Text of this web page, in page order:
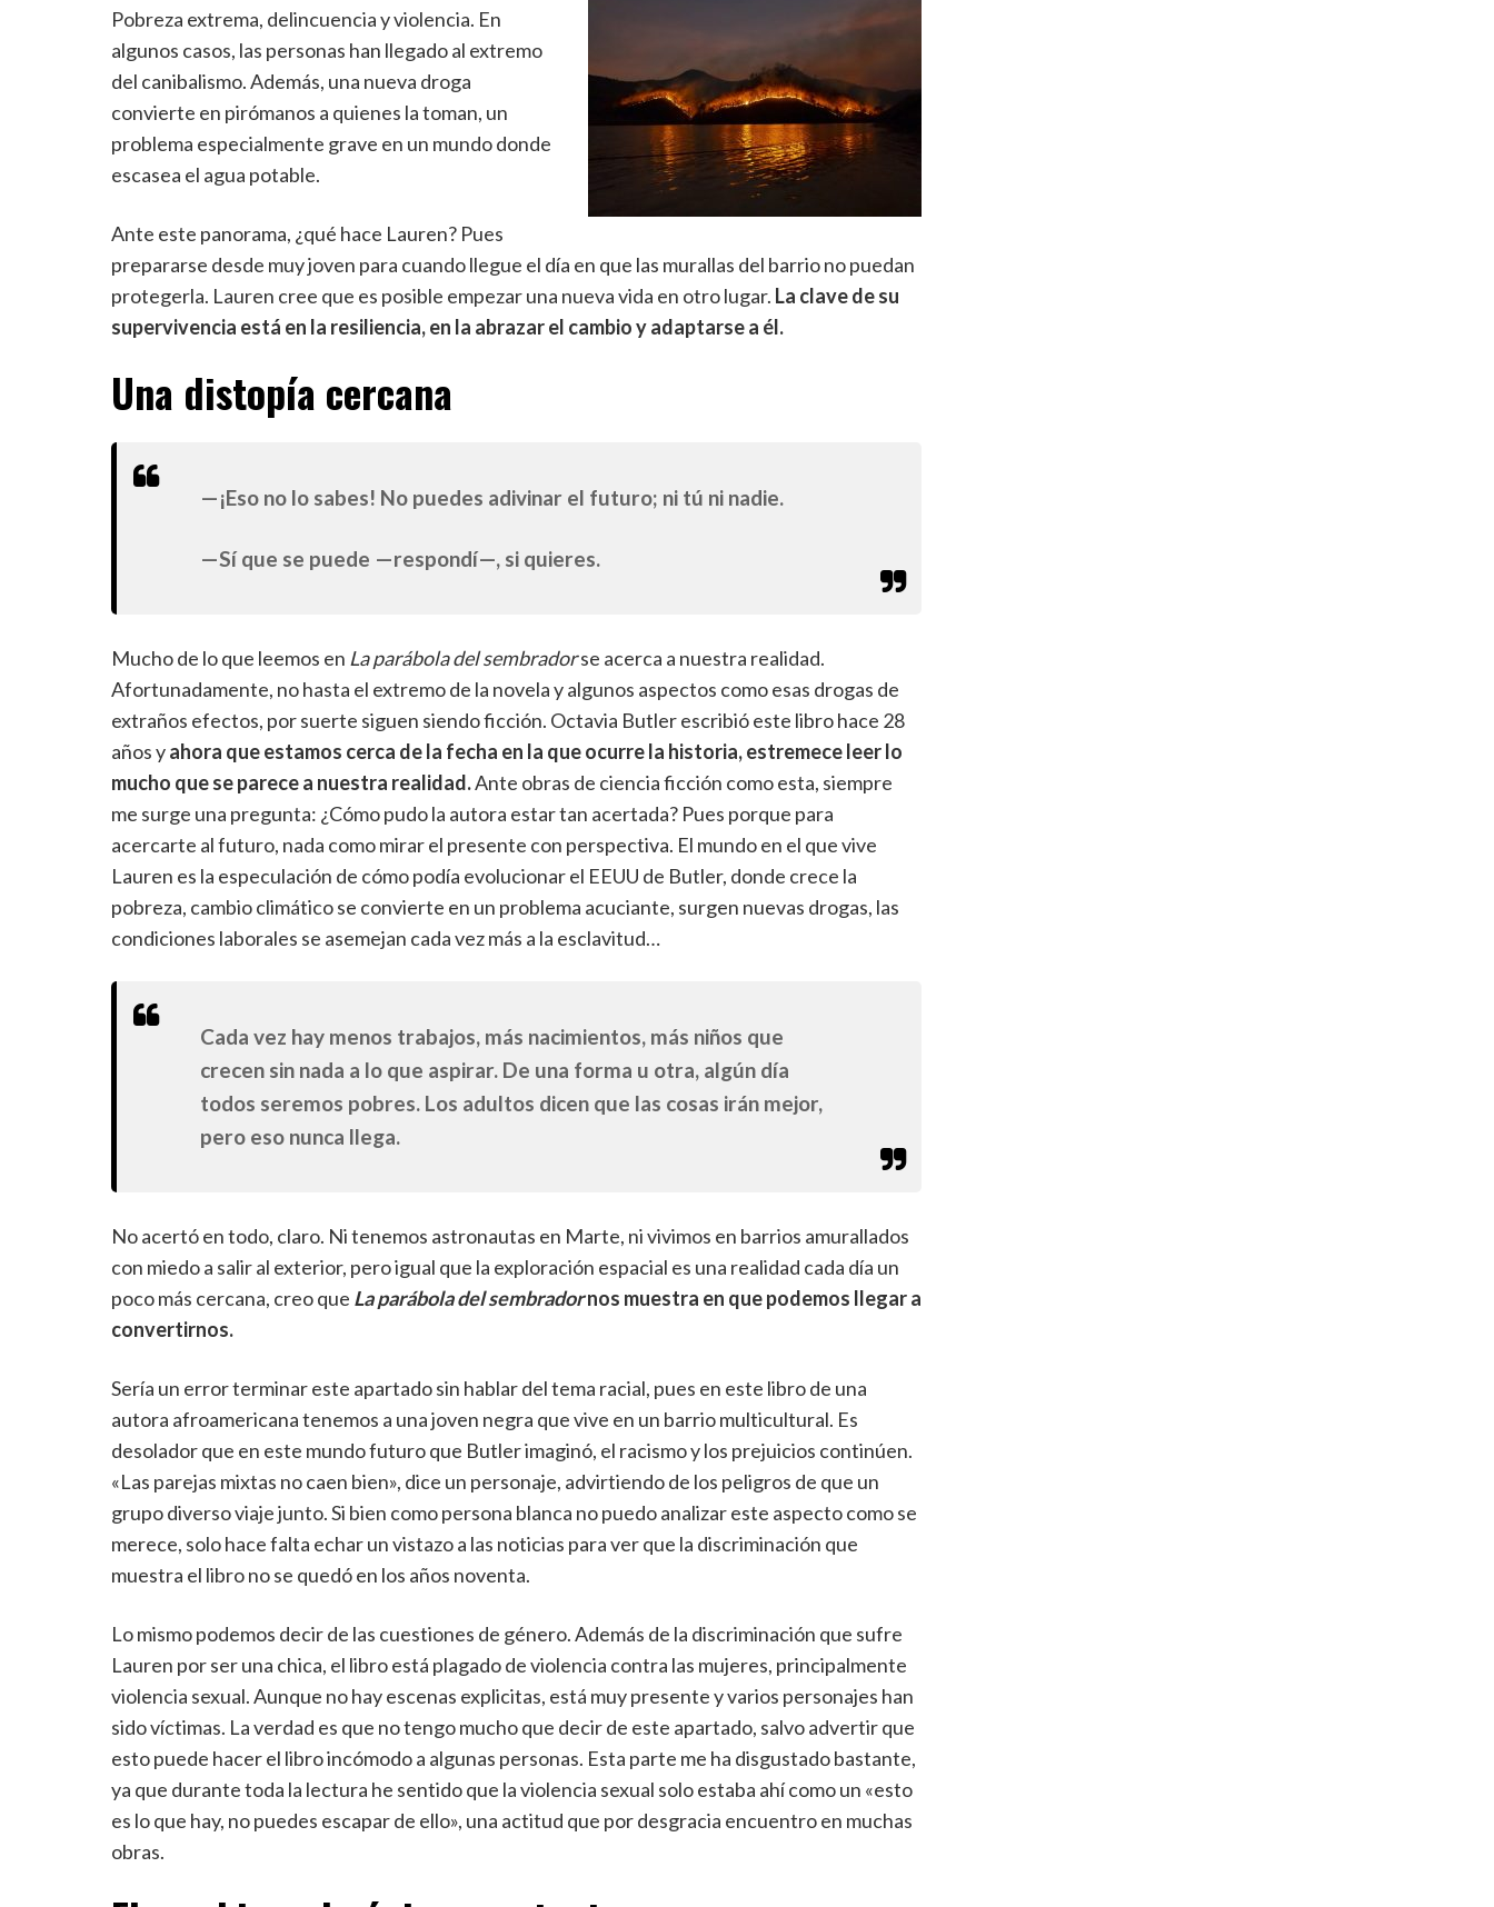
Pobreza extrema, delincuencia y violencia. En
algunos casos, las personas han llegado al extremo
del canibalismo. Además, una nueva droga
convierte en pirómanos a quienes la toman, un
problema especialmente grave en un mundo donde
escasea el agua potable.
Ante este panorama, ¿qué hace Lauren? Pues
prepararse desde muy joven para cuando llegue el día en que las murallas del barrio no puedan
protegerla. Lauren cree que es posible empezar una nueva vida en otro lugar. La clave de su
supervivencia está en la resiliencia, en la abrazar el cambio y adaptarse a él.
Una distopía cercana
—¡Eso no lo sabes! No puedes adivinar el futuro; ni tú ni nadie.
—Sí que se puede —respondí—, si quieres.
Mucho de lo que leemos en La parábola del sembradorse acerca a nuestra realidad.
Afortunadamente, no hasta el extremo de la novela y algunos aspectos como esas drogas de
extraños efectos, por suerte siguen siendo ficción. Octavia Butler escribió este libro hace 28
años yahora que estamos cerca de la fecha en la que ocurre la historia, estremece leer lo
mucho que se parece a nuestra realidad.Ante obras de ciencia ficción como esta, siempre
me surge una pregunta: ¿Cómo pudo la autora estar tan acertada? Pues porque para
acercarte al futuro, nada como mirar el presente con perspectiva. El mundo en el que vive
Lauren es la especulación de cómo podía evolucionar el EEUU de Butler, donde crece la
pobreza, cambio climático se convierte en un problema acuciante, surgen nuevas drogas, las
condiciones laborales se asemejan cada vez más a la esclavitud…
Cada vez hay menos trabajos, más nacimientos, más niños que
crecen sin nada a lo que aspirar. De una forma u otra, algún día
todos seremos pobres. Los adultos dicen que las cosas irán mejor,
pero eso nunca llega.
No acertó en todo, claro. Ni tenemos astronautas en Marte, ni vivimos en barrios amurallados
con miedo a salir al exterior, pero igual que la exploración espacial es una realidad cada día un
poco más cercana, creo que La parábola del sembradornos muestra en que podemos llegar a
convertirnos.
Sería un error terminar este apartado sin hablar del tema racial, pues en este libro de una
autora afroamericana tenemos a una joven negra que vive en un barrio multicultural. Es
desolador que en este mundo futuro que Butler imaginó, el racismo y los prejuicios continúen.
«Las parejas mixtas no caen bien», dice un personaje, advirtiendo de los peligros de que un
grupo diverso viaje junto. Si bien como persona blanca no puedo analizar este aspecto como se
merece, solo hace falta echar un vistazo a las noticias para ver que la discriminación que
muestra el libro no se quedó en los años noventa.
Lo mismo podemos decir de las cuestiones de género. Además de la discriminación que sufre
Lauren por ser una chica, el libro está plagado de violencia contra las mujeres, principalmente
violencia sexual. Aunque no hay escenas explicitas, está muy presente y varios personajes han
sido víctimas. La verdad es que no tengo mucho que decir de este apartado, salvo advertir que
esto puede hacer el libro incómodo a algunas personas. Esta parte me ha disgustado bastante,
ya que durante toda la lectura he sentido que la violencia sexual solo estaba ahí como un «esto
es lo que hay, no puedes escapar de ello», una actitud que por desgracia encuentro en muchas
obras.